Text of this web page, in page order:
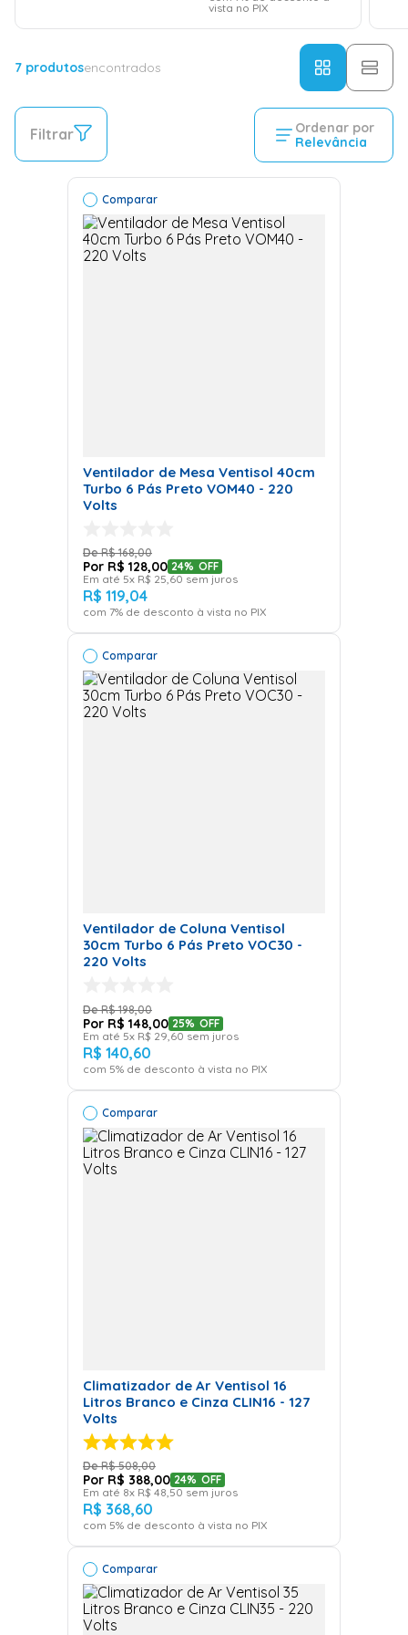
vista no PIX
7 produtosencontrados
Filtrar
Ordenar por
Relevância
Comparar
Ventilador de Mesa Ventisol 40cm
Turbo 6 Pás Preto VOM40 - 220
Volts
R$ 168,00
R$ 128,00 24% OFF
Em até 5x R$ 25,60 sem juros
R$ 119,04
com 7% de desconto à vista no PIX
Comparar
Ventilador de Coluna Ventisol
30cm Turbo 6 Pás Preto VOC30 -
220 Volts
R$ 198,00
R$ 148,00 25% OFF
Em até 5x R$ 29 ,60sem juros
R$ 140,60
com 5% de desconto à vista no PIX
Comparar
Climatizador de Ar Ventisol 16
Litros Branco e Cinza CLIN16 - 127
Volts
R$ 508,00
R$ 388,00 24% OFF
Em até 8x R$ 48 50sem juros
R$ 368,60
com 5% de desconto à vista no PIX
Comparar